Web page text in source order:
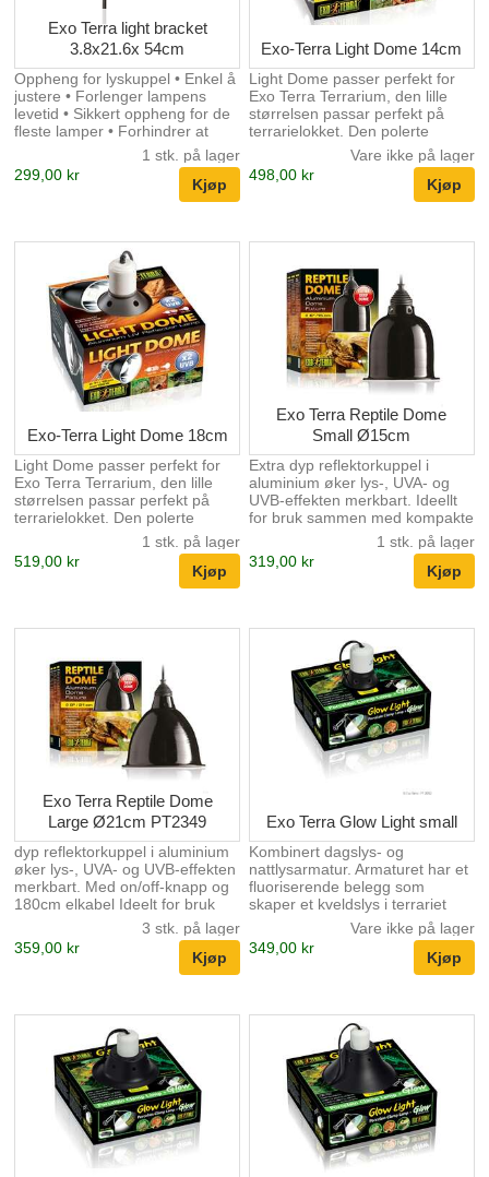
Exo Terra light bracket
3.8x21.6x 54cm
Oppheng for lyskuppel • Enkel å
justere • Forlenger lampens
levetid • Sikkert oppheng for de
fleste lamper • Forhindrer at
lampen tipper over • Forhindrer
skader på terrariet
1 stk. på lager
299,00 kr
Exo-Terra Light Dome 14cm
Light Dome passer perfekt for
Exo Terra Terrarium, den lille
størrelsen passar perfekt på
terrarielokket. Den polerte
aluminiumreflektoren øker lys-,
UVB- og UVA-effekten opp till
100 %. Den keramiska sokkelen
Light Dome med ulike spesifikke
lamper for å skape det ideelle
lyssystemet. Kompakt størrelse
Ekstra dyp, polert
reflektorkuppel Øker UVB-
effekten med opptil 100 % M...
Vare ikke på lager
498,00 kr
Exo-Terra Light Dome 18cm
Light Dome passer perfekt for
Exo Terra Terrarium, den lille
størrelsen passar perfekt på
terrarielokket. Den polerte
aluminiumreflektoren øker lys-,
UVB- og UVA-effekten opp till
100 %. Den keramiska sokkelen
Dome med ulike spesifikke
lamper for å skape det ideelle
lyssystemet. Kompakt størrelse
Ekstra dyp, polert
reflektorkuppel Øker UVB-
effekten med opptil 100 % Med
1 stk. på lager
519,00 kr
Exo Terra Reptile Dome
Small Ø15cm
Extra dyp reflektorkuppel i
aluminium øker lys-, UVA- og
UVB-effekten merkbart. Ideellt
for bruk sammen med kompakte
fluorescerande lamper og
glødelamper Med on/off-knapp
og 180cm elkabel
Varmetilpasset porselens sokkel
ekstra lang reflektorkuppel i
aluminium. Reptile Dome
Fixture gir deg
variasjonsmuligheter gjennom å
kunne plassere varmekilden
og/eller lyskilden på ditt
terrarium der det trengs.
Aluminiumrefle...
1 stk. på lager
319,00 kr
Exo Terra Reptile Dome
Large Ø21cm PT2349
dyp reflektorkuppel i aluminium
øker lys-, UVA- og UVB-effekten
merkbart. Med on/off-knapp og
180cm elkabel Ideelt for bruk
sammen med kompakte
fluorescerande lamper og
glødelamper Varme tilpasset
porselens sokkel Benyttes med
reflektorkuppel i aluminium.
Reptile Dome Fixture gir deg
variasjonsmuligheter gjennom å
kunne plasere varmekilden
og/eller lyskilden på ditt
terrarium der det trengs.
Aluminiumreflektore...
3 stk. på lager
359,00 kr
Exo Terra Glow Light small
Kombinert dagslys- og
nattlysarmatur. Armaturet har et
fluoriserende belegg som
skaper et kveldslys i terrariet
etter at lyset slukker. Dette gir
dyrene mulighet til å falle til ro i
"solnedgang" og deg til å
betrakte dyrenes kveldsaktivitet.
daylight lamp og Repti glo
Compact lyskilder.
Vare ikke på lager
349,00 kr